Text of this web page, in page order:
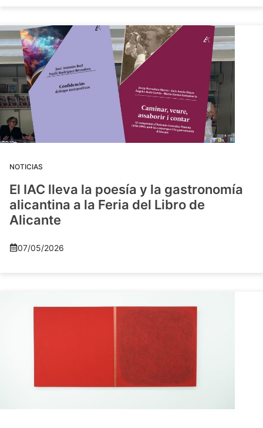
NOTICIAS
El IAC lleva la poesía y la gastronomía
alicantina a la Feria del Libro de
Alicante
07/05/2026